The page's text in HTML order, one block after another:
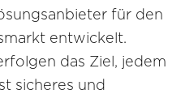
für den
entwickelt.
das Ziel, jedem
sicheres und